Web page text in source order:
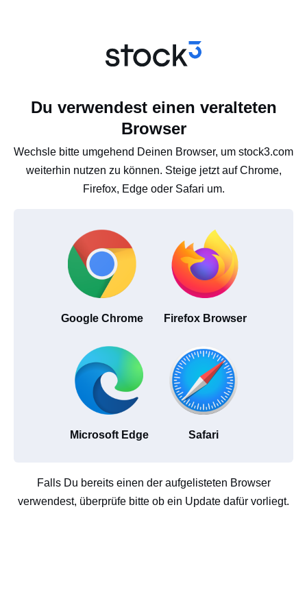
Du verwendest einen veralteten
Browser
Wechsle bitte umgehend Deinen Browser, um stock3.com
weiterhin nutzen zu können. Steige jetzt auf Chrome,
Firefox, Edge oder Safari um.
Google Chrome Firefox Browser
Microsoft Edge Safari
Falls Du bereits einen der aufgelisteten Browser
verwendest, überprüfe bitte ob ein Update dafür vorliegt.